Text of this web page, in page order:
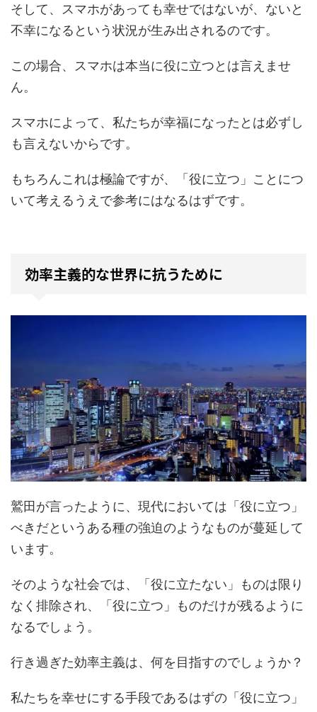
そして、スマホがあっても幸せではないが、ないと
不幸になるという状況が生み出されるのです。
この場合、スマホは本当に役に立つとは言えませ
ん。
スマホによって、私たちが幸福になったとは必ずし
も言えないからです。
もちろんこれは極論ですが、「役に立つ」ことにつ
いて考えるうえで参考にはなるはずです。
効率主義的な世界に抗うために
鷲田が言ったように、現代においては「役に立つ」
べきだというある種の強迫のようなものが蔓延して
います。
そのような社会では、「役に立たない」ものは限り
なく排除され、「役に立つ」ものだけが残るように
なるでしょう。
行き過ぎた効率主義は、何を目指すのでしょうか？
私たちを幸せにする手段であるはずの「役に立つ」